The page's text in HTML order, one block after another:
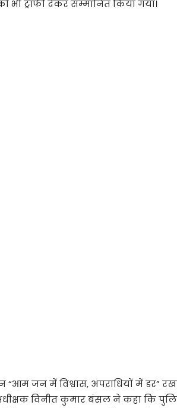
भी ट्रॉफी देकर सम्मानित किया गया।
जन में विश्वास, अपराधियों में डर”
विनीत कुमार बंसल ने कहा कि